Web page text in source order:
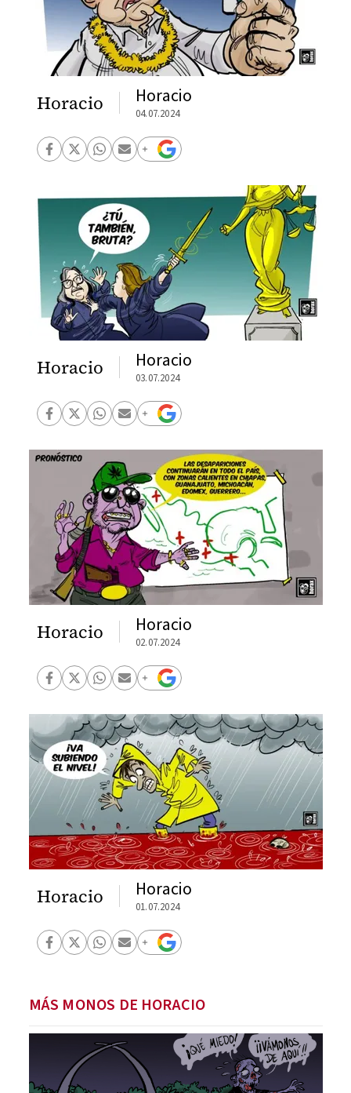
Horacio Horacio
04.07.2024
Horacio Horacio
03.07.2024
Horacio Horacio
02.07.2024
Horacio Horacio
01.07.2024
MÁS MONOS DE HORACIO